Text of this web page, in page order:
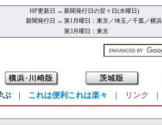
HP更新日 → 新聞発行日の翌々日(水曜日)
新聞発行日 → 第1月曜日：東京／埼玉／千葉／横
第3月曜日：東京
ぶ | これは便利これは楽々 | リンク |